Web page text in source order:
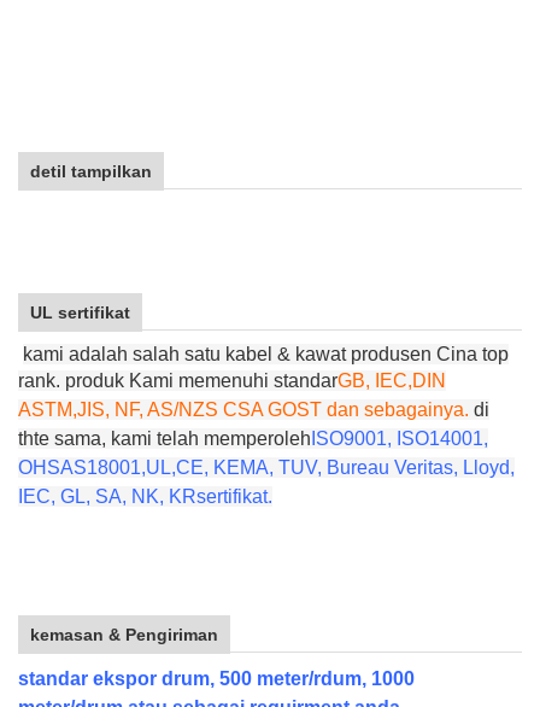
detil tampilkan
UL sertifikat
kami adalah salah satu kabel & kawat produsen Cina top
rank. produk Kami memenuhi standarGB, IEC,DIN
ASTM,JIS, NF, AS/NZS CSA GOST dan sebagainya. di
thte sama, kami telah memperoleh ISO9001, ISO14001,
OHSAS18001,UL,CE, KEMA, TUV, Bureau Veritas, Lloyd,
IEC, GL, SA, NK, KRsertifikat.
kemasan & Pengiriman
standar ekspor drum, 500 meter/rdum, 1000